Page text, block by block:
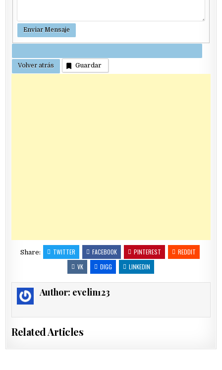
Guardar
Share: TWITTER FACEBOOK PINTEREST
REDDIT
VK
DIGG LINKEDIN
Author: evelin123
Related Articles